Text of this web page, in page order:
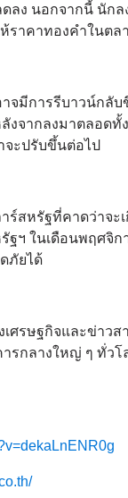
ง นอกจากนี้ นักล
ราคาทองคำในต
มีการรีบาวน์กลับ
งจากลงมาตลอด
จะปรับขึ้นต่อไป
สหรัฐที่คาดว่าจะ
ฐฯ ในเดือนพฤศ
ภัยได้
รษฐกิจและข่าว
รกลางใหญ่ ๆ ทั่ว